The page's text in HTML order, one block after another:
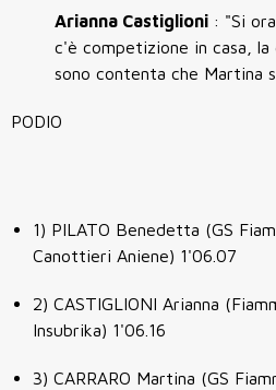
Arianna Castiglioni : "Si
c'è competizione in casa, la
sono contenta che Martina
PODIO
1) PILATO Benedetta (GS
Canottieri Aniene) 1'06.07
2) CASTIGLIONI Arianna
Insubrika) 1'06.16
3) CARRARO Martina (GS